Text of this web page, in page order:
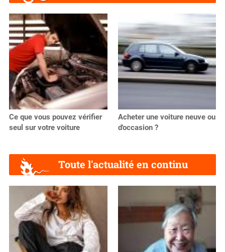
Ce que vous pouvez vérifier
seul sur votre voiture
Acheter une voiture neuve ou
d'occasion ?
Toute l'actualité en continu